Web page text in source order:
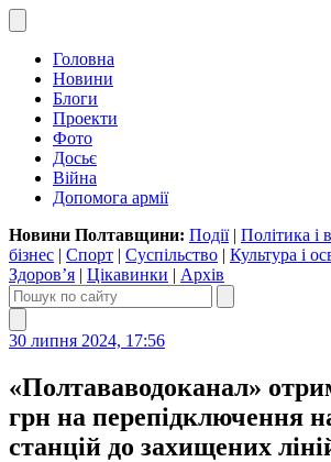
Головна
Новини
Блоги
Проекти
Фото
Досьє
Війна
Допомога армії
Новини Полтавщини: Події| Політика і
бізнес | Спорт | Суспільство | Культура і
Здоров’я | Цікавинки | Архів
30 липня 2024, 17:56
«Полтававодоканал»
грн на перепідключення
станцій до захищених